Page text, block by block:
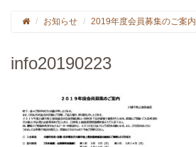
お知らせ 2019年度会員募集のご案内
info20190223